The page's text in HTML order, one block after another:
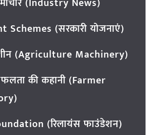
Schemes (सरकारी योजनाएं)
(Agriculture Machinery)
की कहानी (Farmer
(रिलायंस फाउंडेशन)